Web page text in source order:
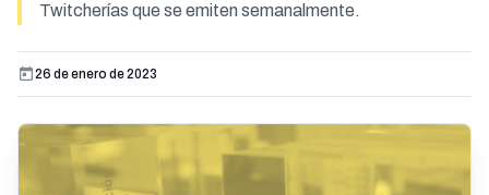
Twitcherías que se emiten semanalmente.
26 de enero de 2023